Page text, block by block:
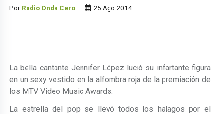
Por Radio Onda Cero 25 Ago 2014
La bella cantante Jennifer López lució su infartante figura
en un sexy vestido en la alfombra roja de la premiación de
los MTV Video Music Awards.
La estrella del pop se llevó todos los halagos por el